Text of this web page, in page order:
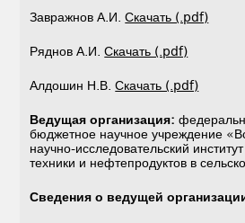
Завражнов А.И.Скачать (.pdf)
Ряднов А.И.Скачать (.pdf)
Алдошин Н.В.Скачать (.pdf)
Ведущая организация:
бюджетное научное учреждение
научно-исследовательский
техники и нефтепродуктов в
Сведения о ведущей